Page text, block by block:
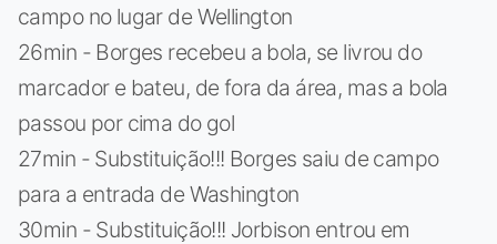
campo no lugar de Wellington
26min - Borges recebeu a bola, se livrou do
marcador e bateu, de fora da área, mas a bola
passou por cima do gol
27min - Substituição!!! Borges saiu de campo
para a entrada de Washington
30min - Substituição!!! Jorbison entrou em